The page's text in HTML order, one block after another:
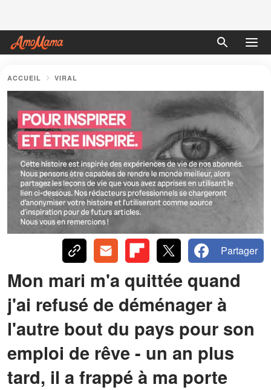
ACCUEIL VIRAL
Partager
Mon mari m'a quittée quand
j'ai refusé de déménager à
l'autre bout du pays pour son
emploi de rêve - un an plus
tard, il a frappé à ma porte